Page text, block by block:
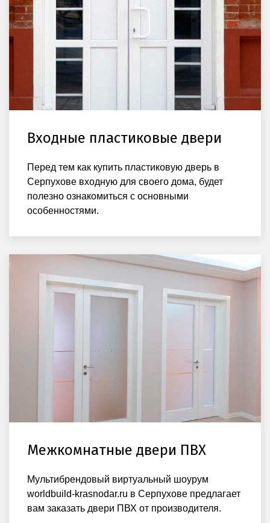
Входные пластиковые двери
Перед тем как купить пластиковую дверь в
Серпухове входную для своего дома, будет
полезно ознакомиться с основными
особенностями.
Межкомнатные двери ПВХ
Мультибрендовый виртуальный шоурум
worldbuild-krasnodar.ru в Серпухове предлагает
вам заказать двери ПВХ от производителя.